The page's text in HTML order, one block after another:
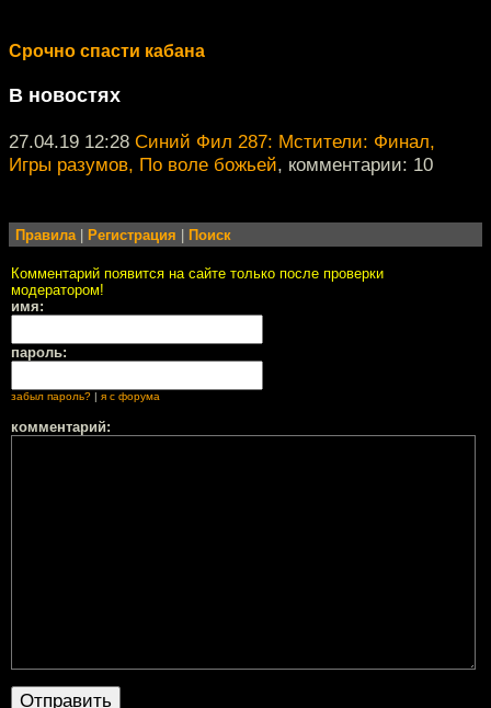
Срочно спасти кабана
В новостях
27.04.19 12:28 Синий Фил 287: Мстители: Финал,
Игры разумов, По воле божьей, комментарии: 10
Правила| Регистрация Поиск
Комментарий появится на сайте только после проверки
модератором!
имя:
пароль:
забыл пароль? | я с форума
комментарий: